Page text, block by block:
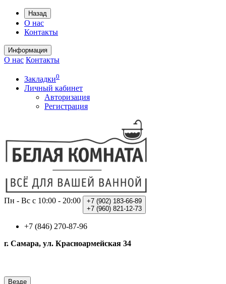
Назад
О нас
Контакты
Информация
О нас Контакты
Закладки0
Личный кабинет
Авторизация
Регистрация
Пн - Вс с 10:00 - 20:00 +7 (902) 183-66-89
+7 (960) 821-12-73
+7 (846) 270-87-96
г. Самара, ул. Красноармейская 34
Везде